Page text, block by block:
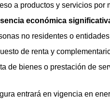
a productos y servicios por
económica
no residentes o
de renta y
de bienes o prestación de
entrará en vigencia en